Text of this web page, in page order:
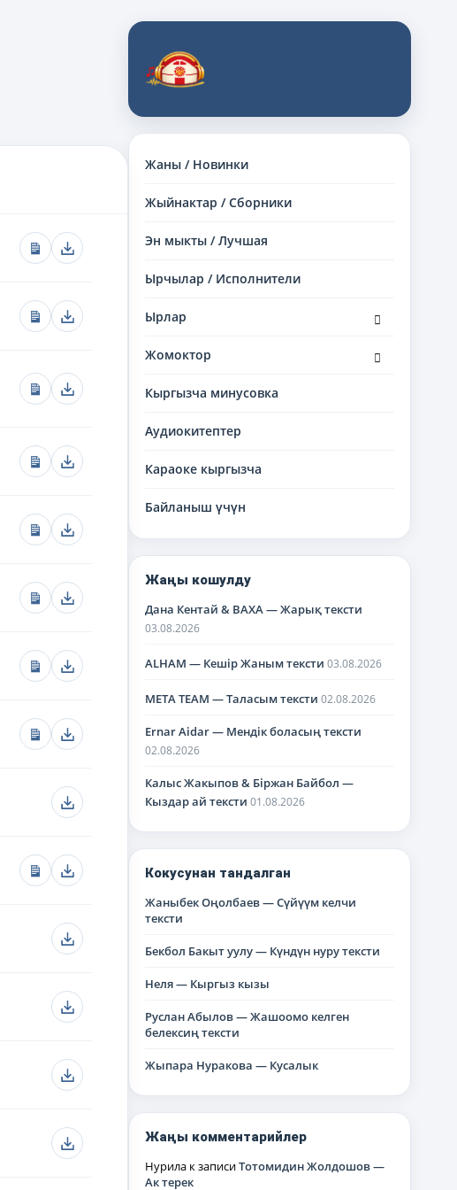
Жаны / Новинки
Жыйнактар / Сборники
Эн мыкты / Лучшая
Ырчылар / Исполнители
Ырлар
дочернее
Жомоктор
дочернее
Кыргызча минусовка
Аудиокитептер
Караоке кыргызча
Байланыш үчүн
Жаңы кошулду
Дана Кентай & BAXA — Жарық тексти
03.08.2026
ALHAM — Кешір Жаным тексти 03.08.2026
META TEAM — Таласым тексти 02.08.2026
Ernar Aidar — Мендік боласың тексти
02.08.2026
Калыс Жакыпов & Біржан Байбол —
Кыздар ай тексти 01.08.2026
Кокусунан тандалган
Жаныбек Оңолбаев — Сүйүүм келчи
тексти
Бекбол Бакыт уулу — Күндүн нуру тексти
Неля — Кыргыз кызы
Руслан Абылов — Жашоомо келген
белексиң тексти
Жыпара Нуракова — Кусалык
Жаңы комментарийлер
Нурила к записиТотомидин Жолдошов —
Ак терек